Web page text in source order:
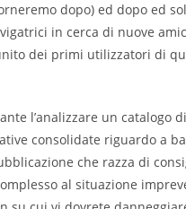
dopo) ed dopo ed
in cerca di nuove
dei primi utilizzatori di
l’analizzare un catalogo
consolidate riguardo a
che razza di
al situazione